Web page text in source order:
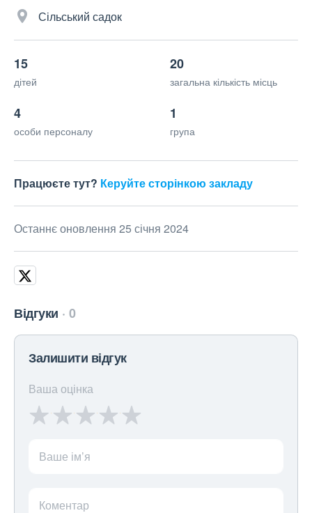
Сільський садок
15
дітей
20
загальна кількість місць
4
особи персоналу
1
група
Працюєте тут? Керуйте сторінкою закладу
Останнє оновлення 25 січня 2024
Відгуки 0
Залишити відгук
Ваша оцінка
Ваше ім’я
Коментар